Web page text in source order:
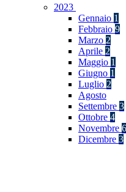
2023
Gennaio 1
Febbraio 9
Marzo 2
Aprile 2
Maggio 1
Giugno 1
Luglio 2
Agosto
Settembre 3
Ottobre 4
Novembre 6
Dicembre 3